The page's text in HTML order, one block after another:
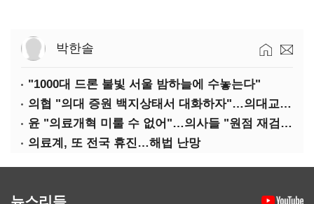
박한솔
"1000대 드론 불빛 서울 밤하늘에 수놓는다"
의협 "의대 증원 백지상태서 대화하자"…의대교수, 집단 휴진
윤 "의료개혁 미룰 수 없어"…의사들 "원점 재검토"
의료계, 또 전국 휴진…해법 난망